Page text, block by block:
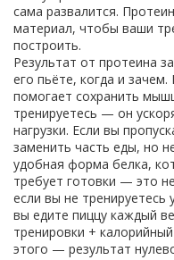
сама развалится.
материал, чтобы ваши
построить.
Результат от протеина
его пьёте, когда и
помогает сохранить
тренируетесь — он
нагрузки. Если вы
заменить часть еды, но
удобная форма белка,
требует готовки — это
если вы не
вы едите пиццу каждый
тренировки +
этого — результат